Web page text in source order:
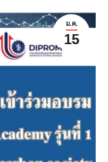
ม.ค.
15